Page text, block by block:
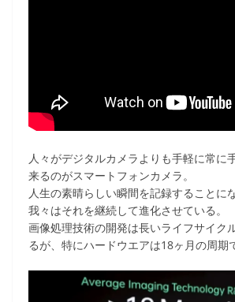
人々がデジタルカメラよりも手軽に常に
来るのがスマートフォンカメラ。
人生の素晴らしい瞬間を記録することにな
我々はそれを継続して進化させている。
画像処理技術の開発は長いライフサイク
るが、特にハードウエアは18ヶ月の周期